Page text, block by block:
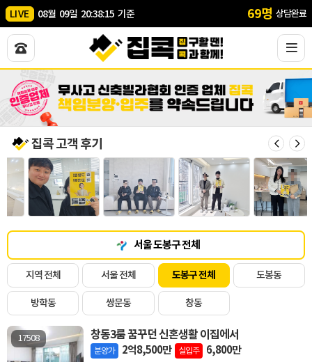
LIVE 08월 09일 20:38:16 기준 69명 상담완료
집콕 고객 후기
서울 도봉구 전체
지역 전체 서울 전체 도봉구 전체 도봉동
방학동 쌍문동 창동
17508 창동3룸 꿈꾸던 신혼생활 이집에서
분양가 2억8,500만 실입주 6,800만